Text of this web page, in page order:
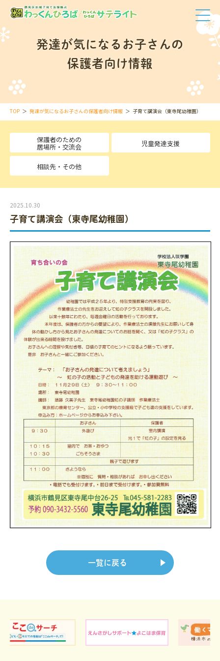
発達が気になるお子さんの
保護者向け情報
TOP 発達が気になるお子さんの保護者向け情報 子育て講演会（東寺尾幼稚園）
保護者のための
居場所・交流会 児童発達支援
相談先・その他
2025.10.30
子育て講演会（東寺尾幼稚園）
一覧に戻る